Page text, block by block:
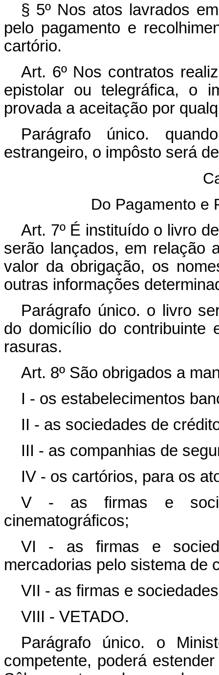
§ 5º Nos atos lavrados
pelo pagamento e
cartório.
Art. 6º Nos contratos
epistolar ou telegráfica, o
provada a aceitação por
Parágrafo único.
estrangeiro, o impôsto será
Do Pagamento e
Art. 7º É instituído o livro
serão lançados, em relação
valor da obrigação, os
outras informações
Parágrafo único. o livro
do domicílio do contribuinte
rasuras.
Art. 8º São obrigados a
I - os estabelecimentos
II - as sociedades de
III - as companhias de
IV - os cartórios, para os
V - as firmas e
cinematográficos;
VI - as firmas e
mercadorias pelo sistema de
VII - as firmas e
VIII - VETADO.
Parágrafo único. o
competente, poderá